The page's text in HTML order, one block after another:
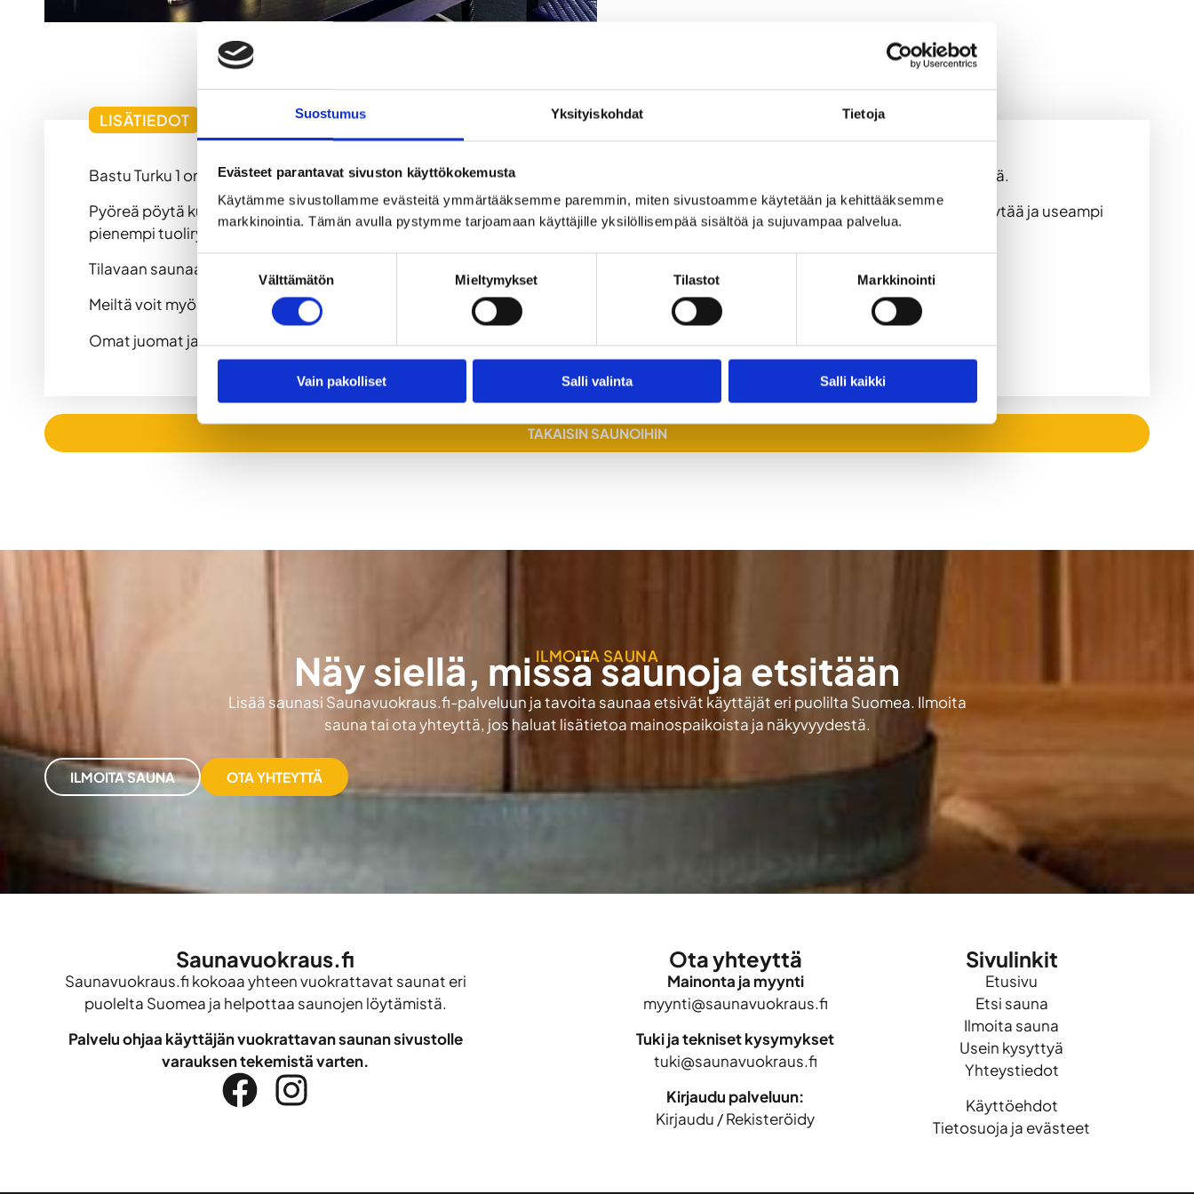
Suostumus Yksityiskohdat Tietoja
Evästeet parantavat sivuston käyttökokemusta
Käytämme sivustollamme evästeitä ymmärtääksemme paremmin, miten sivustoamme käytetään ja kehittääksemme
markkinointia. Tämän avulla pystymme tarjoamaan käyttäjille yksilöllisempää sisältöä ja sujuvampaa palvelua.
Välttämätön Mieltymykset Tilastot Markkinointi
Vain pakolliset Salli valinta Salli kaikki
LISÄTIEDOT
Bastu Turku 1 on viihtyisä ja hyvin varusteltu juhla- ja saunatila, joka koostuu suuresta oleskelutilasta, saunaosastosta ja keittiöstä.
Pyöreä pöytä kutsuu saunojat istuskelemaan ja siinä samassa voi seurata biljardia ja dartsia pelaavia. Lisäksi tilassa pari baaripöytää ja useampi
pienempi tuoliryhmä.
Tilavaan saunaan mahtuu kerralla noin 6 – 8 henkeä. Itse tilaan mahtuu max 25 henkeä.
Meiltä voit myös vuokrata pyyhkeet seurueellesi!
Omat juomat ja ruoat ovat sallittu.
TAKAISIN SAUNOIHIN
ILMOITA SAUNA
Näy siellä, missä saunoja etsitään
Lisää saunasi Saunavuokraus.fi-palveluun ja tavoita saunaa etsivät käyttäjät eri puolilta Suomea. Ilmoita
sauna tai ota yhteyttä, jos haluat lisätietoa mainospaikoista ja näkyvyydestä.
ILMOITA SAUNA OTA YHTEYTTÄ
Saunavuokraus.fi
Saunavuokraus.fi kokoaa yhteen vuokrattavat saunat eri
puolelta Suomea ja helpottaa saunojen löytämistä.
Palvelu ohjaa käyttäjän vuokrattavan saunan sivustolle
varauksen tekemistä varten.
Ota yhteyttä
Mainonta ja myynti
myynti@saunavuokraus.fi
Tuki ja tekniset kysymykset
tuki@saunavuokraus.fi
Kirjaudu palveluun:
Kirjaudu /Rekisteröidy
Sivulinkit
Etusivu
Etsi sauna
Ilmoita sauna
Usein kysyttyä
Yhteystiedot
Käyttöehdot
Tietosuoja ja evästeet